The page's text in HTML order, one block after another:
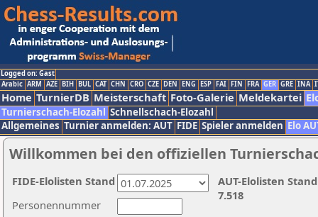
Logged on: Gast
Arabic ARM AZE BIH BUL CAT CHN CRO CZE DEN ENG ESP FAI FIN FRA GER GRE INA
Home TurnierDB Meisterschaft Foto-Galerie Meldekartei
Turnierschach-Elozahl Schnellschach-Elozahl
Allgemeines Turnier anmelden: AUT FIDE Spieler anmelden Elo
Willkommen bei den offiziellen
Personennummer
AUT-Elolisten
7.518
FIDE-Elolisten Stand